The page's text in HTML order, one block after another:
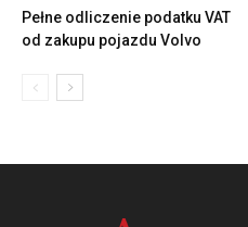
Pełne odliczenie podatku VAT
od zakupu pojazdu Volvo